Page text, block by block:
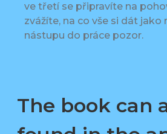
ve třetí se připravíte na
zvážíte, na co vše si dát jako
nástupu do práce pozor.
The book can